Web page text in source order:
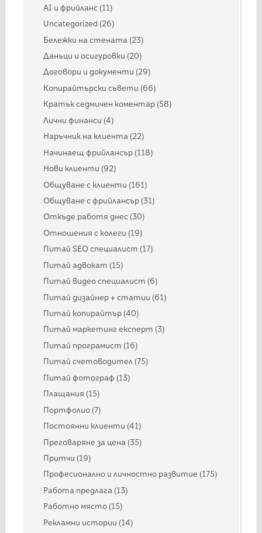
AI и фрийланс (11)
Uncategorized (26)
Бележки на стената (23)
Данъци и осигуровки (20)
Договори и документи (29)
Копирайтърски съвети (66)
Кратък седмичен коментар (58)
Лични финанси (4)
Наръчник на клиента (22)
Начинаещ фрийлансър (118)
Нови клиенти (92)
Общуване с клиенти (161)
Общуване с фрийлансър (31)
Откъде работя днес (30)
Отношения с колеги (19)
Питай SEO специалист (17)
Питай адвокат (15)
Питай видео специалист (6)
Питай дизайнер + статии (61)
Питай копирайтър (40)
Питай маркетинг експерт (3)
Питай програмист (16)
Питай счетоводител (75)
Питай фотограф (13)
Плащания (15)
Портфолио (7)
Постоянни клиенти (41)
Преговаряне за цена (35)
Притчи (19)
Професионално и личностно развитие (175)
Работа предлага (13)
Работно място (15)
Рекламни истории (14)